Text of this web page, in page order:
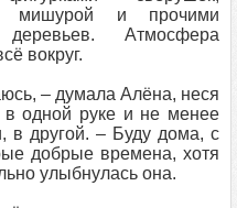
мишурой и прочими
Атмосфера
вокруг.
– думала Алёна, неся
в одной руке и не менее
в другой. – Буду дома, с
добрые времена, хотя
улыбнулась она.